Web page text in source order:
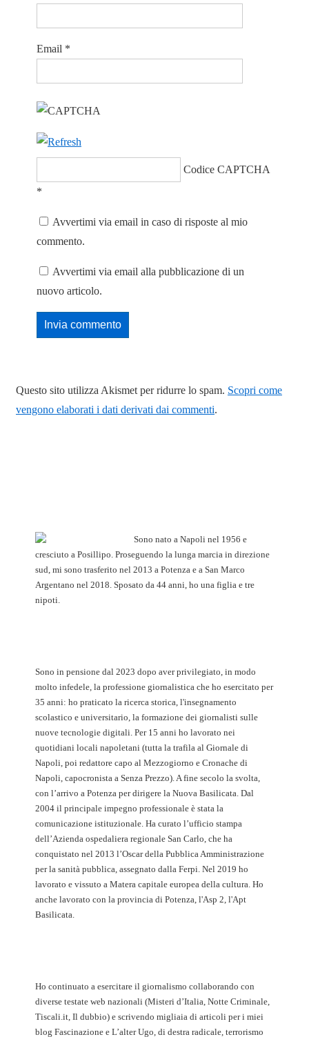
Email *
Codice CAPTCHA
*
Avvertimi via email in caso di risposte al mio
commento.
Avvertimi via email alla pubblicazione di un
nuovo articolo.
Questo sito utilizza Akismet per ridurre lo spam. Scopri come
vengono elaborati i dati derivati dai commenti.
Sono nato a Napoli nel 1956 e
cresciuto a Posillipo. Proseguendo la lunga marcia in direzione
sud, mi sono trasferito nel 2013 a Potenza e a San Marco
Argentano nel 2018. Sposato da 44 anni, ho una figlia e tre
nipoti.
Sono in pensione dal 2023 dopo aver privilegiato, in modo
molto infedele, la professione giornalistica che ho esercitato per
35 anni: ho praticato la ricerca storica, l'insegnamento
scolastico e universitario, la formazione dei giornalisti sulle
nuove tecnologie digitali. Per 15 anni ho lavorato nei
quotidiani locali napoletani (tutta la trafila al Giornale di
Napoli, poi redattore capo al Mezzogiorno e Cronache di
Napoli, capocronista a Senza Prezzo). A fine secolo la svolta,
con l’arrivo a Potenza per dirigere la Nuova Basilicata. Dal
2004 il principale impegno professionale è stata la
comunicazione istituzionale. Ha curato l’ufficio stampa
dell’Azienda ospedaliera regionale San Carlo, che ha
conquistato nel 2013 l’Oscar della Pubblica Amministrazione
per la sanità pubblica, assegnato dalla Ferpi. Nel 2019 ho
lavorato e vissuto a Matera capitale europea della cultura. Ho
anche lavorato con la provincia di Potenza, l'Asp 2, l'Apt
Basilicata.
Ho continuato a esercitare il giornalismo collaborando con
diverse testate web nazionali (Misteri d’Italia, Notte Criminale,
Tiscali.it, Il dubbio) e scrivendo migliaia di articoli per i miei
blog Fascinazione e L’alter Ugo, di destra radicale, terrorismo